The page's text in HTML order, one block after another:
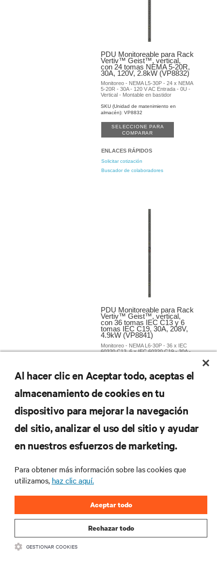
Al hacer clic en Aceptar todo, aceptas el
almacenamiento de cookies en tu
dispositivo para mejorar la navegación
del sitio, analizar el uso del sitio y ayudar
en nuestros esfuerzos de marketing.
Para obtener más información sobre las cookies que
utilizamos, haz clic aquí.
Rechazar todo
Aceptar todo
GESTIONAR COOKIES